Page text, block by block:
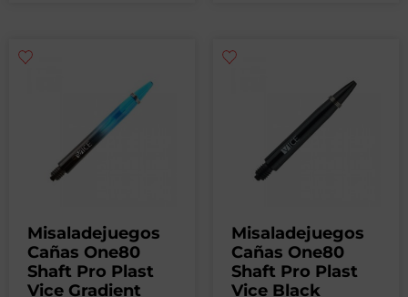
Misaladejuegos
Cañas One80
Shaft Pro Plast
Vice Gradient
Misaladejuegos
Cañas One80
Shaft Pro Plast
Vice Black